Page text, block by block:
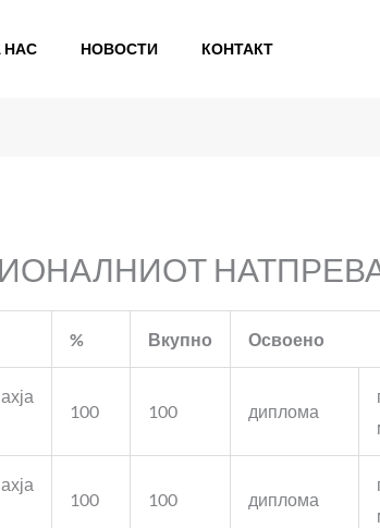
НАС НОВОСТИ КОНТАКТ
% Вкупно Освоено
100 100 диплома
100 100 диплома